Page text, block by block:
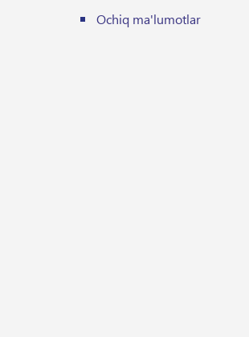
Ochiq ma'lumotlar